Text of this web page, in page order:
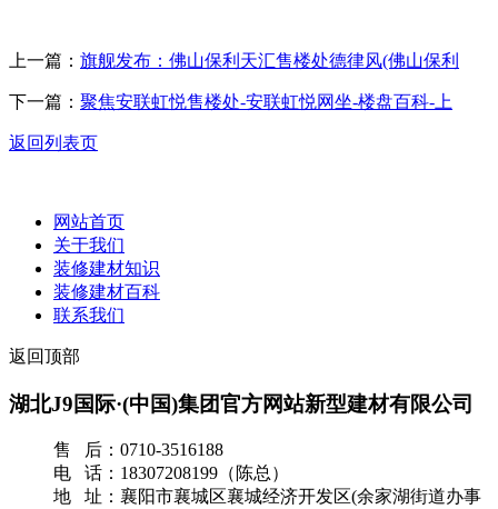
上一篇： 旗舰发布：佛山保利天汇售楼处德律风(佛山保利
下一篇： 聚焦安联虹悦售楼处-安联虹悦网坐-楼盘百科-上
返回列表页
网站首页
关于我们
装修建材知识
装修建材百科
联系我们
返回顶部
湖北J9国际·(中国)集团官方网站新型建材有限公司
售 后：0710-3516188
电 话：18307208199（陈总）
地 址：襄阳市襄城区襄城经济开发区(余家湖街道办事